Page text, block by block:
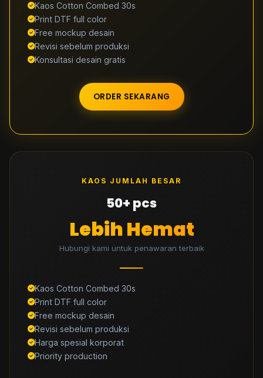
Kaos Cotton Combed 30s
Print DTF full color
Free mockup desain
Revisi sebelum produksi
Konsultasi desain gratis
ORDER SEKARANG
KAOS JUMLAH BESAR
50+ pcs
Lebih Hemat
Hubungi kami untuk penawaran terbaik
Kaos Cotton Combed 30s
Print DTF full color
Free mockup desain
Revisi sebelum produksi
Harga spesial korporat
Priority production